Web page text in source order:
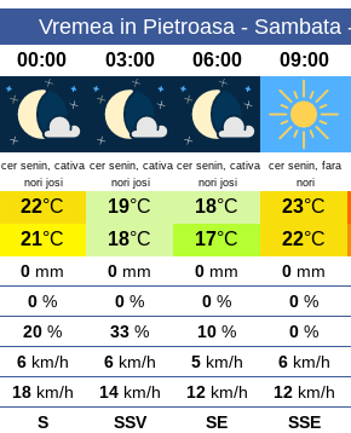
Vremea in Pietroasa - Sambata
00:00 03:00 06:00 09:00
cer senin, cativa
nori josi
cer senin, cativa
nori josi
cer senin, cativa
nori josi
cer senin, fara
nori
22°C 19°C 18°C 23°C
21°C 18°C 17°C 22°C
0 mm 0 mm 0 mm 0 mm
0 % 0 % 0 % 0 %
20 % 33 % 10 % 0 %
6km/h 6km/h 5km/h 6km/h
18km/h 14km/h 12km/h 12km/h
S SSV SE SSE